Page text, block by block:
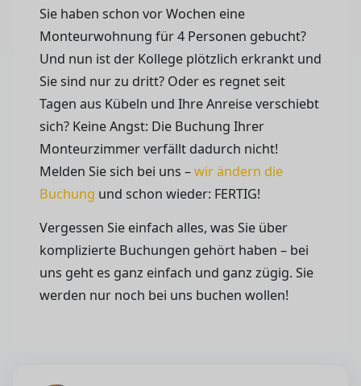
Sie haben schon vor Wochen eine
Monteurwohnung für 4 Personen gebucht?
Und nun ist der Kollege plötzlich erkrankt und
Sie sind nur zu dritt? Oder es regnet seit
Tagen aus Kübeln und Ihre Anreise verschiebt
sich? Keine Angst: Die Buchung Ihrer
Monteurzimmer verfällt dadurch nicht!
Melden Sie sich bei uns –wir ändern die
Buchung und schon wieder: FERTIG!
Vergessen Sie einfach alles, was Sie über
komplizierte Buchungen gehört haben – bei
uns geht es ganz einfach und ganz zügig. Sie
werden nur noch bei uns buchen wollen!